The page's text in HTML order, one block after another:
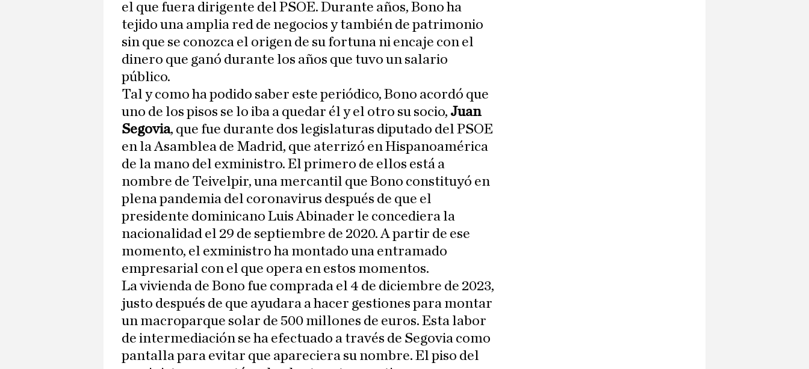
el que fuera dirigente del PSOE. Durante años, Bono ha
tejido una amplia red de negocios y también de patrimonio
sin que se conozca el origen de su fortuna ni encaje con el
dinero que ganó durante los años que tuvo un salario
público.
Tal y como ha podido saber este periódico, Bono acordó que
uno de los pisos se lo iba a quedar él y el otro su socio, Juan
Segovia, que fue durante dos legislaturas diputado del PSOE
en la Asamblea de Madrid, que aterrizó en Hispanoamérica
de la mano del exministro. El primero de ellos está a
nombre de Teivelpir, una mercantil que Bono constituyó en
plena pandemia del coronavirus después de que el
presidente dominicano Luis Abinader le concediera la
nacionalidad el 29 de septiembre de 2020. A partir de ese
momento, el exministro ha montado una entramado
empresarial con el que opera en estos momentos.
La vivienda de Bono fue comprada el 4 de diciembre de 2023,
justo después de que ayudara a hacer gestiones para montar
un macroparque solar de 500 millones de euros. Esta labor
de intermediación se ha efectuado a través de Segovia como
pantalla para evitar que apareciera su nombre. El piso del